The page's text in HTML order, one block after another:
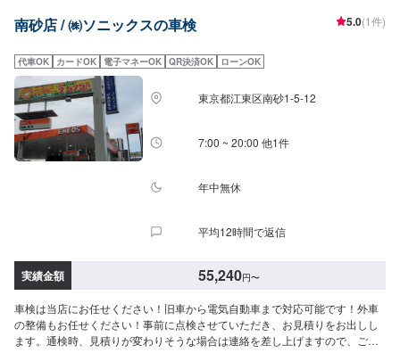
始【4】仕上がり次第納車-----納期について-----納期は通常1日程度で納車とな
了承ください。-----代車について-----無料の代車をご用意しています。お車の
作業中は代車をご利用ください。※代車の燃料代はお客様にご負担いただいて
おります。※内容などにより貸し出し出来かねる場合もございます。-----ご来
店時の注意、受付方法-----入庫の際はお気をつけてお越しください。駐車スペ
ースは事務所前のお客様駐車スペースに駐車してください。受付はスタッフ
へ「メンテモで予約しました」とお伝えください。ご案内いたします。
南砂店 / ㈱ソニックスの車検 5.0(1件)
代車OK カードOK 電子マネーOK QR決済OK ローンOK
東京都江東区南砂1-5-12
7:00 ~ 20:00 他1件
年中無休
平均12時間で返信
実績金額 55,240円〜
車検は当店にお任せください！旧車から電気自動車まで対応可能です！外車
の整備もお任せください！事前に点検させていただき、お見積りをお出しし
ます。通検時、見積りが変わりそうな場合は連絡を差し上げますので、ご安